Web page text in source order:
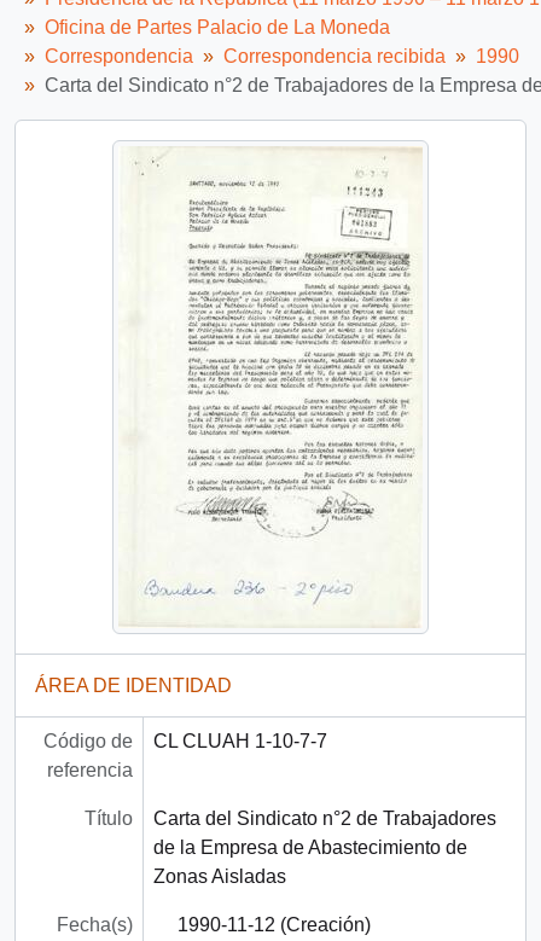
Oficina de Partes Palacio de La Moneda
Correspondencia
Correspondencia recibida
1990
Carta del Sindicato n°2 de Trabajadores de la Empresa
ÁREA DE IDENTIDAD
Código de
referencia
CL CLUAH 1-10-7-7
Título
Carta del Sindicato n°2 de Trabajadores
de la Empresa de Abastecimiento de
Zonas Aisladas
Fecha(s) 1990-11-12 (Creación)